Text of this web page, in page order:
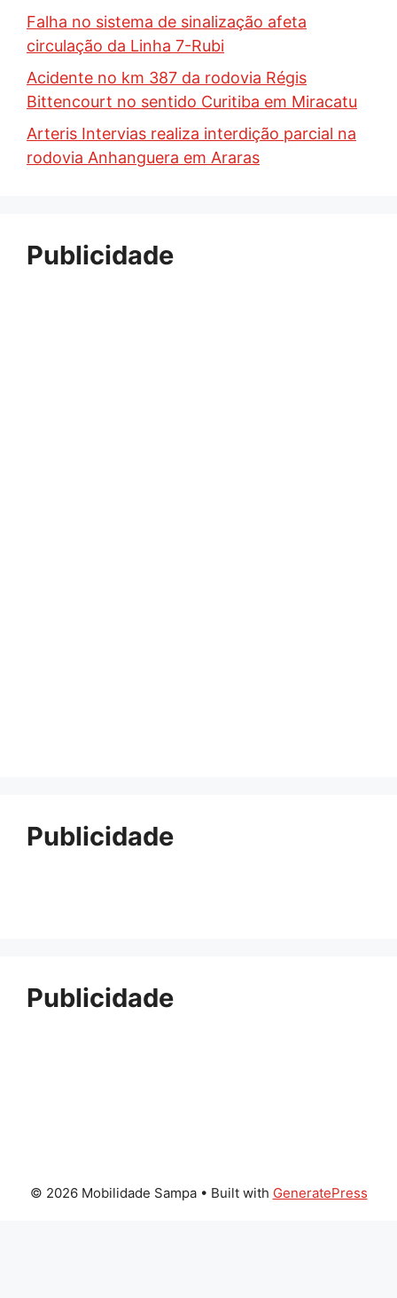
Falha no sistema de sinalização afeta
circulação da Linha 7-Rubi
Acidente no km 387 da rodovia Régis
Bittencourt no sentido Curitiba em Miracatu
Arteris Intervias realiza interdição parcial na
rodovia Anhanguera em Araras
Publicidade
Publicidade
Publicidade
© 2026 Mobilidade Sampa• Built with GeneratePress